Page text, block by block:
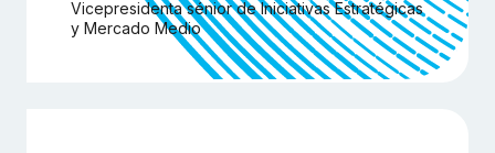
Vicepresidenta sénior de Iniciativas Estratégicas
y Mercado Medio